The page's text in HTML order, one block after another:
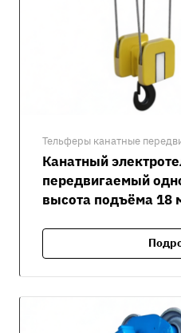
Тельферы канатные
Канатный
передвигаемый
высота подъёма 18